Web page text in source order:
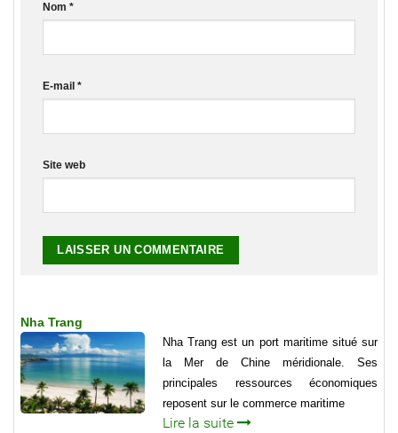
Nom *
E-mail *
Site web
Nha Trang
Nha Trang est un port maritime situé sur
la Mer de Chine méridionale. Ses
principales ressources économiques
reposent sur le commerce maritime
Lire la suite